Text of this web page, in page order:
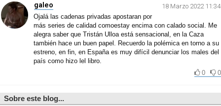
galeo
18 Marzo 2022 11:34
Ojalá las cadenas privadas apostaran por
más series de calidad comoestay encima con calado social. Me
alegra saber que Tristán Ulloa está sensacional, en la Caza
también hace un buen papel. Recuerdo la polémica en torno a su
estreno, en fin, en España es muy difícil denunciar los males del
país como hizo lel libro.
0
0
Sobre este blog...